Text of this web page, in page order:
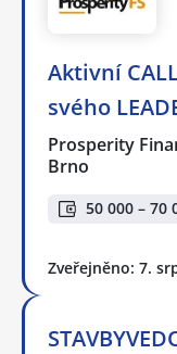
Aktivní
svého
Prosperity
Brno
50 000 – 70
Zveřejněno: 7.